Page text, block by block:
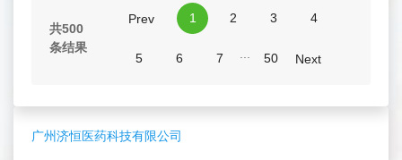
广州济恒医药科技有限公司
共500
条结果
Prev 1 2 3 4
5 6 7 50 Next